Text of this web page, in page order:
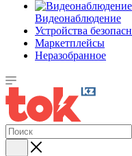
Видеонаблюдение
Устройства
Маркетплейсы
Неразобранное